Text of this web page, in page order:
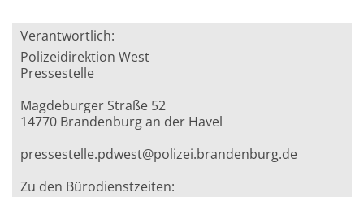
Verantwortlich:
Polizeidirektion West
Pressestelle
Magdeburger Straße 52
14770 Brandenburg an der Havel
pressestelle.pdwest@polizei.brandenburg.de
Zu den Bürodienstzeiten: